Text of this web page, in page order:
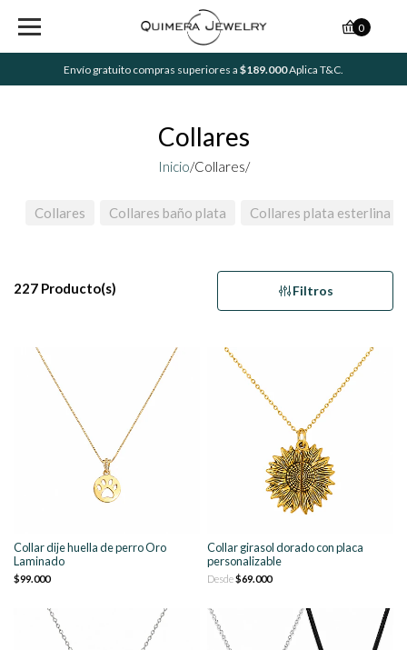
Envío gratuito compras superiores a $189.000Aplica T&C.
0
Collares
Inicio/Collares/
Collares Collares baño plata Collares plata esterlina
227 Producto(s) Filtros
Collar dije huella de perro Oro
Laminado
$99.000
Collar girasol dorado con placa
personalizable
Desde$69.000